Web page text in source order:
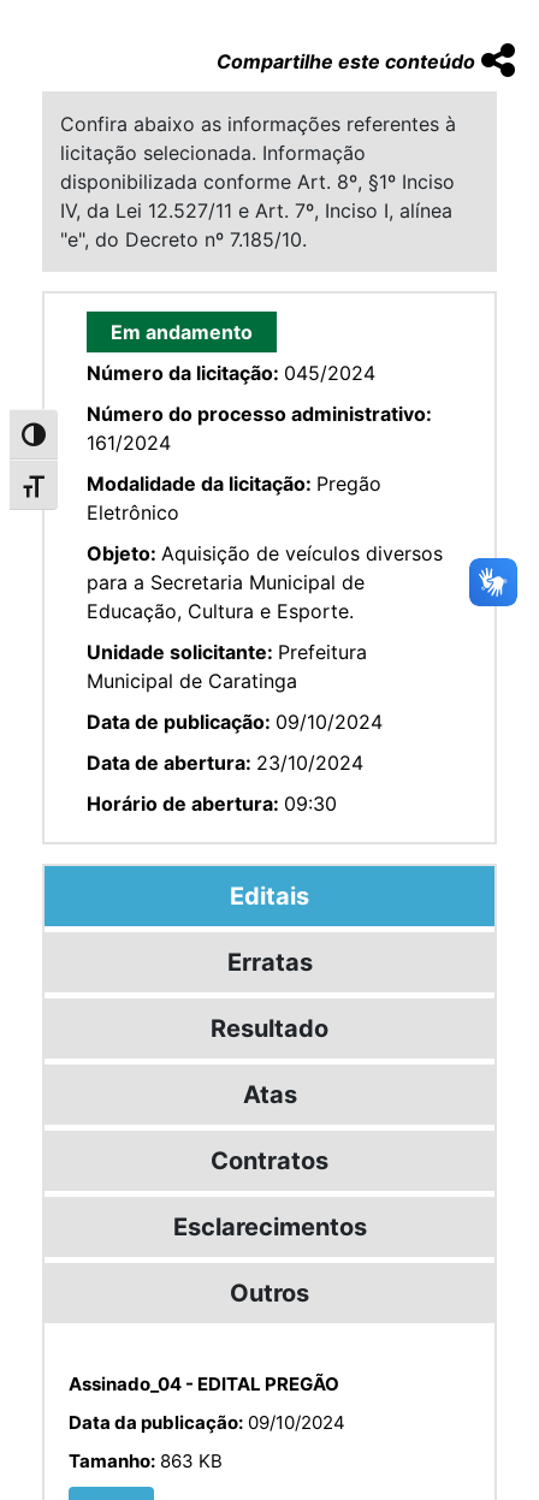
Alternar alto contraste
Alternar tamanho da fonte
Compartilhe este conteúdo
Confira abaixo as informações referentes à
licitação selecionada. Informação
disponibilizada conforme Art. 8º, §1º Inciso
IV, da Lei 12.527/11 e Art. 7º, Inciso I, alínea
"e", do Decreto nº 7.185/10.
Em andamento
Número da licitação: 045/2024
Número do processo administrativo:
161/2024
Modalidade da licitação: Pregão
Eletrônico
Objeto: Aquisição de veículos diversos
para a Secretaria Municipal de
Educação, Cultura e Esporte.
Unidade solicitante: Prefeitura
Municipal de Caratinga
Data de publicação: 09/10/2024
Data de abertura: 23/10/2024
Horário de abertura: 09:30
Editais
Erratas
Resultado
Atas
Contratos
Esclarecimentos
Outros
Assinado_04 - EDITAL PREGÃO
Data da publicação: 09/10/2024
Tamanho: 863 KB